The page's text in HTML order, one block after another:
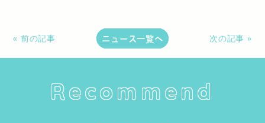
« 前の記事 ニュース一覧へ 次の記事 »
Recommend